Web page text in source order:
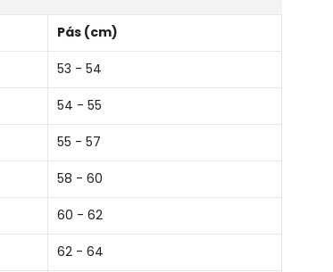
Pás (cm)
53 - 54
54 - 55
55 - 57
58 - 60
60 - 62
62 - 64